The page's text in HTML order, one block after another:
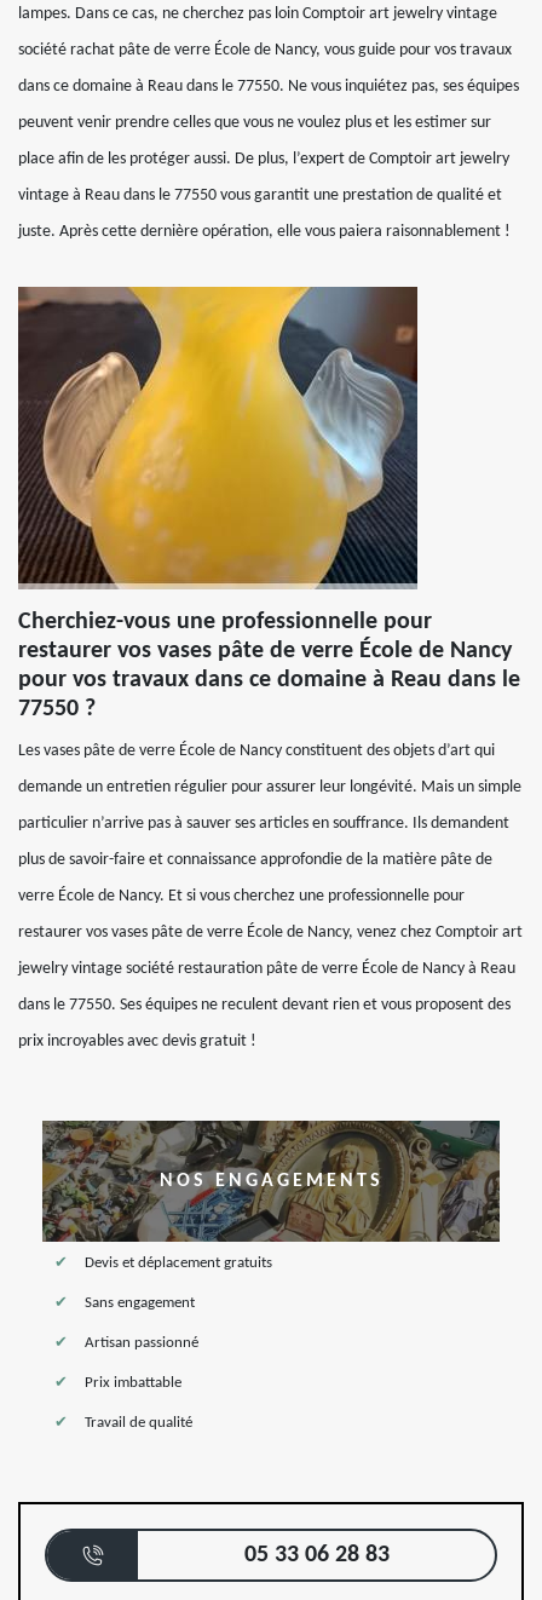
lampes. Dans ce cas, ne cherchez pas loin Comptoir art jewelry vintage
société rachat pâte de verre École de Nancy, vous guide pour vos travaux
dans ce domaine à Reau dans le 77550. Ne vous inquiétez pas, ses équipes
peuvent venir prendre celles que vous ne voulez plus et les estimer sur
place afin de les protéger aussi. De plus, l’expert de Comptoir art jewelry
vintage à Reau dans le 77550 vous garantit une prestation de qualité et
juste. Après cette dernière opération, elle vous paiera raisonnablement !
Cherchiez-vous une professionnelle pour
restaurer vos vases pâte de verre École de Nancy
pour vos travaux dans ce domaine à Reau dans le
77550 ?
Les vases pâte de verre École de Nancy constituent des objets d’art qui
demande un entretien régulier pour assurer leur longévité. Mais un simple
particulier n’arrive pas à sauver ses articles en souffrance. Ils demandent
plus de savoir-faire et connaissance approfondie de la matière pâte de
verre École de Nancy. Et si vous cherchez une professionnelle pour
restaurer vos vases pâte de verre École de Nancy, venez chez Comptoir art
jewelry vintage société restauration pâte de verre École de Nancy à Reau
dans le 77550. Ses équipes ne reculent devant rien et vous proposent des
prix incroyables avec devis gratuit !
NOS ENGAGEMENTS
Devis et déplacement gratuits
Sans engagement
Artisan passionné
Prix imbattable
Travail de qualité
05 33 06 28 83